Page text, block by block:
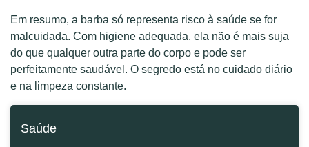
Em resumo, a barba só representa risco à saúde se for
malcuidada. Com higiene adequada, ela não é mais suja
do que qualquer outra parte do corpo e pode ser
perfeitamente saudável. O segredo está no cuidado diário
e na limpeza constante.
Saúde